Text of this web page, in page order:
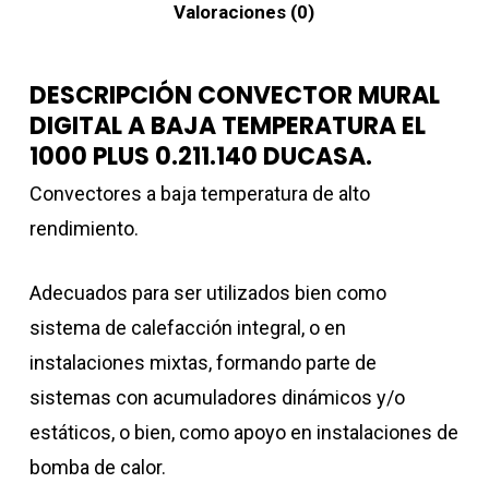
Valoraciones (0)
DESCRIPCIÓN CONVECTOR MURAL
DIGITAL A BAJA TEMPERATURA EL
1000 PLUS 0.211.140 DUCASA.
Convectores a baja temperatura de alto
rendimiento.
Adecuados para ser utilizados bien como
sistema de calefacción integral, o en
instalaciones mixtas, formando parte de
sistemas con acumuladores dinámicos y/o
estáticos, o bien, como apoyo en instalaciones de
bomba de calor.